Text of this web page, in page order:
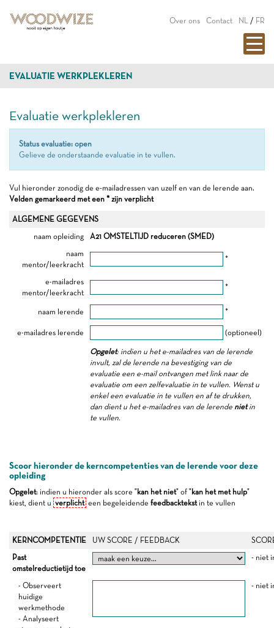
Over ons Contact NL / FR
EVALUATIE WERKPLEKLEREN
Evaluatie werkplekleren
Status evaluatie: open
Gelieve de onderstaande evaluatie in te vullen.
Vul hieronder zonodig de e-mailadressen van uzelf en van de lerende aan.
Velden gemarkeerd met een * zijn verplicht
ALGEMENE GEGEVENS
naam opleiding
A21 OMSTELTIJD reduceren (SMED)
naam
mentor/leerkracht
*
e-mailadres
mentor/leerkracht
*
naam lerende *
e-mailadres lerende (optioneel)
Opgelet: indien u het e-mailadres van de lerende
invult, zal de lerende na bevestiging van de
evaluatie een e-mail ontvangen met link naar de
evaluatie om een zelfevaluatie in te vullen. Wenst u
enkel een evaluatie in te vullen en af te drukken,
dan dient u het e-mailadres van de lerende nietin
te vullen.
Scoor hieronder de kerncompetenties van de lerende voor deze
opleiding
Opgelet: indien u hieronder als score "kan het niet" of "kan het met hulp"
kiest, dient u verplicht een begeleidende feedbacktekstin te vullen
KERNCOMPETENTIE UW SCORE / FEEDBACK
Past
omstelreductietijd toe
- niet
- Observeert
huidige
werkmethode
- Analyseert
- niet